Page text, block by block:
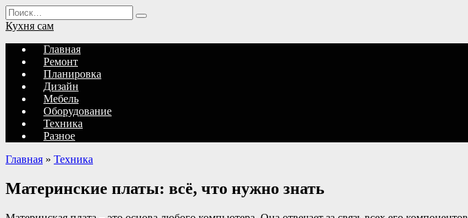
Перейти
к
содержанию
Search
for:
Кухня сам
Главная
Ремонт
Планировка
Дизайн
Мебель
Оборудование
Техника
Разное
Главная » Техника
Материнские платы: всё, что нужно знать